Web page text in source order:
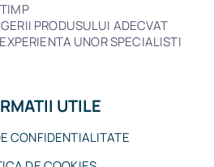
PRODUSULUI ADECVAT
UNOR SPECIALISTI
UTILE
CONFIDENTIALITATE